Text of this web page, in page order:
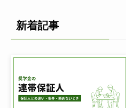
新着記事